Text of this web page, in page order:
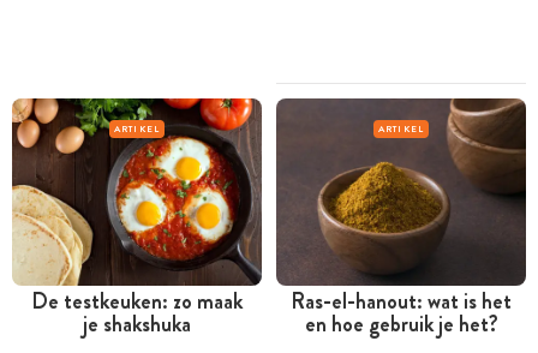
ARTIKEL
De testkeuken: zo maak
je shakshuka
ARTIKEL
Ras-el-hanout: wat is het
en hoe gebruik je het?